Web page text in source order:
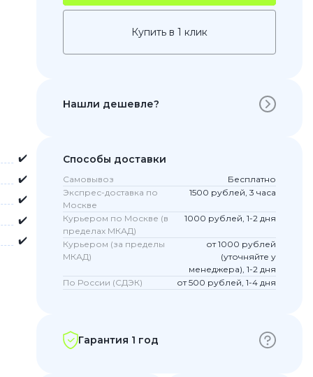
8 Pro
✔️
✔️
✔️
✔️
✔️
Купить в 1 клик
Нашли дешевле?
Способы доставки
Самовывоз
Бесплатно
Экспрес-доставка по
Москве
1500 рублей, 3 часа
Курьером по Москве (в
пределах МКАД)
1000 рублей, 1-2 дня
Курьером (за пределы
МКАД)
от 1000 рублей
(уточняйте у
менеджера), 1-2 дня
По России (СДЭК)
от 500 рублей, 1-4 дня
Гарантия 1 год